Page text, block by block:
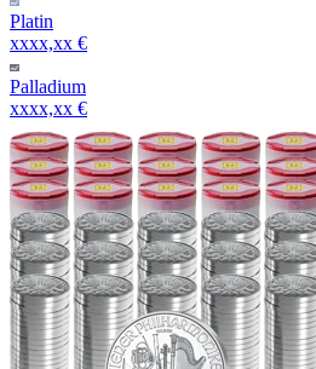
Platin
xxxx,xx €
Palladium
xxxx,xx €